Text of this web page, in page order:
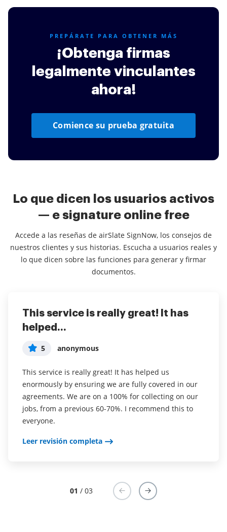
PREPÁRATE PARA OBTENER MÁS
¡Obtenga firmas
legalmente vinculantes
ahora!
Comience su prueba gratuita
Lo que dicen los usuarios activos
— e signature online free
Accede a las reseñas de airSlate SignNow, los consejos de
nuestros clientes y sus historias. Escucha a usuarios reales y
lo que dicen sobre las funciones para generar y firmar
documentos.
This service is really great! It has
helped...
5 anonymous
This service is really great! It has helped us
enormously by ensuring we are fully covered in our
agreements. We are on a 100% for collecting on our
jobs, from a previous 60-70%. I recommend this to
everyone.
Leer revisión completa
I've been using airSlate SignNow for
years (since it...
5 Susan S
I've been using airSlate SignNow for years (since it
was CudaSign). I started using airSlate SignNow for
real estate as it was easier for my clients to use. I
now use it in my business for employement and
onboarding docs.
Leer revisión completa
Everything has been great, really
easy to incorporate...
5 Liam R
Everything has been great, really easy to incorporate
into my business. And the clients who have used
your software so far have said it is very easy to
complete the necessary signatures.
01 / 03